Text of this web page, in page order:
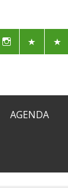
AGENDA